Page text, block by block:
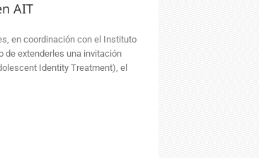
AIT
en coordinación con el Instituto
de extenderles una invitación
Identity Treatment), el